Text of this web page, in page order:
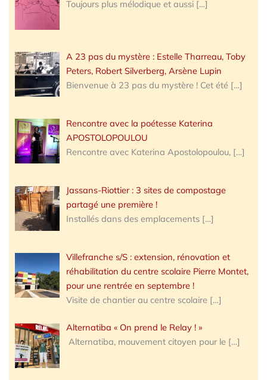
Toujours plus mélodique et aussi […]
A 23 pas du mystère : Estelle Tharreau, Toby
Peters, Robert Silverberg, Arsène Lupin
Bienvenue à 23 pas du mystère ! Cet été […]
Rencontre avec la poétesse Katerina
APOSTOLOPOULOU
Rencontre avec Katerina Apostolopoulou, […]
Jassans-Riottier : 3 sites de compostage
partagé une première !
Installés dans des emplacements […]
Villefranche s/S : extension, rénovation et
réhabilitation du centre scolaire Pierre Montet,
pour une rentrée en septembre !
Visite de chantier au centre scolaire […]
Alternatiba « On prend le Relay ! »
Alternatiba, mouvement citoyen pour le […]